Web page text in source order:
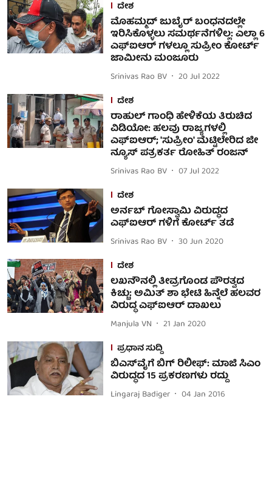
ದೇಶ
ಮೊಹಮ್ಮದ್ ಜುಬೈರ್ ಬಂಧನದಲ್ಲೇ
ಇರಿಸಿಕೊಳ್ಳಲು ಸಮರ್ಥನೆಗಳಿಲ್ಲ: ಎಲ್ಲಾ 6
ಎಫ್ಐಆರ್ ಗಳಲ್ಲೂ ಸುಪ್ರೀಂ ಕೋರ್ಟ್
ಜಾಮೀನು ಮಂಜೂರು
Srinivas Rao BV
20 Jul 2022
ದೇಶ
ರಾಹುಲ್ ಗಾಂಧಿ ಹೇಳಿಕೆಯ ತಿರುಚಿದ
ವಿಡಿಯೋ: ಹಲವು ರಾಜ್ಯಗಳಲ್ಲಿ
ಎಫ್ಐಆರ್; 'ಸುಪ್ರೀಂ' ಮೆಟ್ಟಿಲೇರಿದ ಜೀ
ನ್ಯೂಸ್ ಪತ್ರಕರ್ತ ರೋಹಿತ್ ರಂಜನ್
Srinivas Rao BV
07 Jul 2022
ದೇಶ
ಅರ್ನಬ್ ಗೋಸ್ವಾಮಿ ವಿರುದ್ಧದ
ಎಫ್ಐಆರ್ ಗಳಿಗೆ ಕೋರ್ಟ್ ತಡೆ
Srinivas Rao BV
30 Jun 2020
ದೇಶ
ಲಖನೌನಲ್ಲಿ ತೀವ್ರಗೊಂಡ ಪೌರತ್ವದ
ಕಿಚ್ಚು: ಅಮಿತ್ ಶಾ ಭೇಟಿ ಹಿನ್ನೆಲೆ ಹಲವರ
ವಿರುದ್ಧ ಎಫ್ಐಆರ್ ದಾಖಲು
Manjula VN
21 Jan 2020
ಪ್ರಧಾನ ಸುದ್ದಿ
ಬಿಎಸ್‌ವೈಗೆ ಬಿಗ್ ರಿಲೀಫ್: ಮಾಜಿ ಸಿಎಂ
ವಿರುದ್ಧದ 15 ಪ್ರಕರಣಗಳು ರದ್ದು
Lingaraj Badiger 04 Jan 2016